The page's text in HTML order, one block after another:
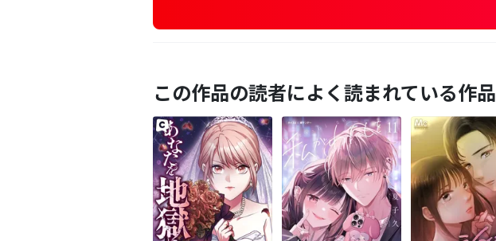
この作品の読者によく読まれている作品